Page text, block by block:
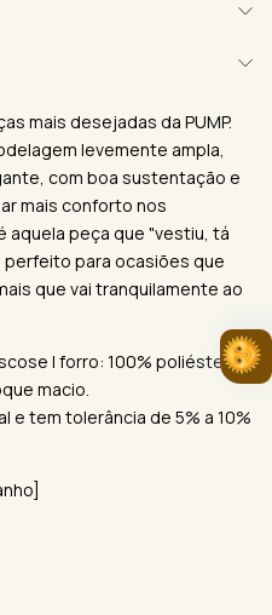
mais desejadas da PUMP.
levemente ampla,
com boa sustentação e
mais conforto nos
aquela peça que "vestiu, tá
para ocasiões que
que vai tranquilamente ao
| forro: 100% poliéster
macio.
e tem tolerância de 5% a 10%